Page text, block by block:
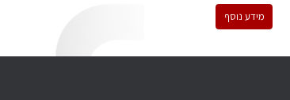
מידע נוסף